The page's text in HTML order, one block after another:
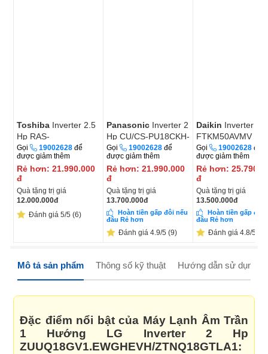
Toshiba Inverter 2.5
Hp RAS-
H24P2KCVG-V
Gọi 19002628 để
được giảm thêm
Rẻ hơn: 21.990.000
đ
Quà tặng trị giá
12.000.000đ
Đánh giá 5/5 (6)
Panasonic Inverter 2
Hp CU/CS-PU18CKH-
8D
Gọi 19002628 để
được giảm thêm
Rẻ hơn: 21.990.000
đ
Quà tặng trị giá
13.700.000đ
Hoàn tiền gấp đôi nếu
đâu Rẻ hơn
Đánh giá 4.9/5 (9)
Daikin Inverter 2
FTKM50AVMV
Gọi 19002628 để
được giảm thêm
Rẻ hơn:
đ
Quà tặng trị giá
13.500.000đ
Hoàn tiền gấp đôi
đâu Rẻ hơn
Đánh giá 4.8/5 (6)
Mô tả sản phẩm Thông số kỹ thuật Hướng dẫn sử dụng
Đặc điểm nổi bật của Máy Lạnh Âm Trần
1 Hướng LG Inverter 2 Hp
ZUUQ18GV1.EWGHEVH/ZTNQ18GTLA1: